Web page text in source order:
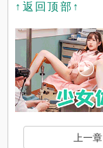
↑返回顶部↑
上一章